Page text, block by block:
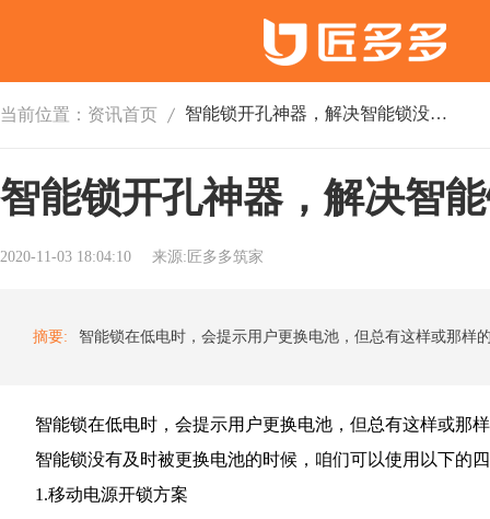
当前位置： 资讯首页 智能锁开孔神器，解决智能锁没电应急方案
智能锁开孔神器，解决智
2020-11-03 18:04:10 来源:匠多多筑家
摘要:
智能锁在低电时，会提示用户更换电池，但总有这样或那
智能锁没有及时被更换电池的时候，咱们可以使用以下的
1.移动电源开锁方案